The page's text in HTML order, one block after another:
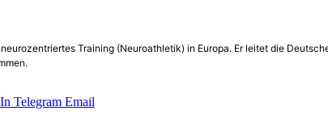
Training (Neuroathletik) in Europa. Er leitet die
Telegram Email